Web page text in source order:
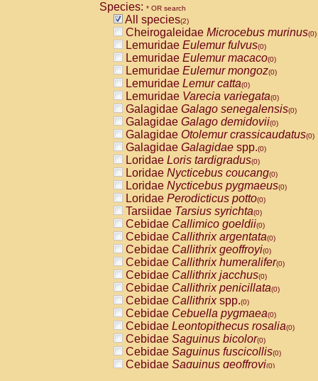
Species: * OR search
All species(2)
Cheirogaleidae Microcebus murinus(0)
Lemuridae Eulemur fulvus(0)
Lemuridae Eulemur macaco(0)
Lemuridae Eulemur mongoz(0)
Lemuridae Lemur catta(0)
Lemuridae Varecia variegata(0)
Galagidae Galago senegalensis(0)
Galagidae Galago demidovii(0)
Galagidae Otolemur crassicaudatus(0)
Galagidae Galagidae spp.(0)
Loridae Loris tardigradus(0)
Loridae Nycticebus coucang(0)
Loridae Nycticebus pygmaeus(0)
Loridae Perodicticus potto(0)
Tarsiidae Tarsius syrichta(0)
Cebidae Callimico goeldii(0)
Cebidae Callithrix argentata(0)
Cebidae Callithrix geoffroyi(0)
Cebidae Callithrix humeralifer(0)
Cebidae Callithrix jacchus(0)
Cebidae Callithrix penicillata(0)
Cebidae Callithrixspp.(0)
Cebidae Cebuella pygmaea(0)
Cebidae Leontopithecus rosalia(0)
Cebidae Saguinus bicolor(0)
Cebidae Saguinus fuscicollis(0)
Cebidae Saguinus geoffroyi(0)